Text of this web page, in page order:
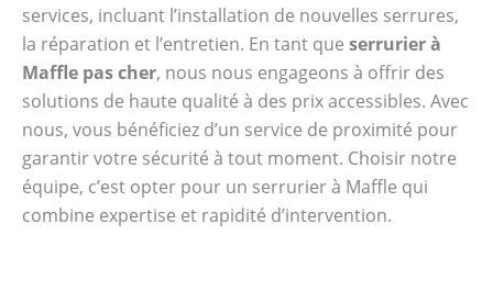
services, incluant l’installation de nouvelles serrures,
la réparation et l’entretien. En tant que serrurier à
Maffle pas cher, nous nous engageons à offrir des
solutions de haute qualité à des prix accessibles. Avec
nous, vous bénéficiez d’un service de proximité pour
garantir votre sécurité à tout moment. Choisir notre
équipe, c’est opter pour un serrurier à Maffle qui
combine expertise et rapidité d’intervention.